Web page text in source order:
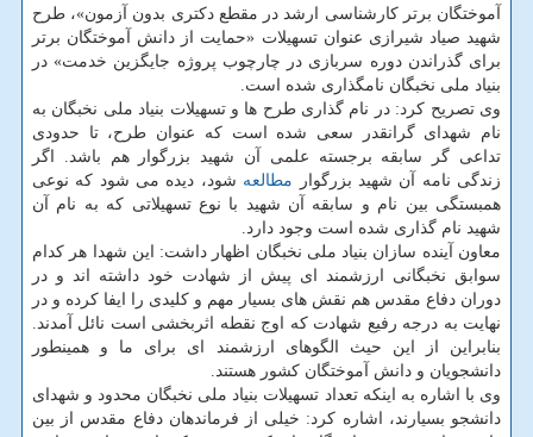
آموختگان برتر کارشناسی ارشد در مقطع دکتری بدون آزمون»، طرح
شهید صیاد شیرازی عنوان تسهیلات «حمایت از دانش آموختگان برتر
برای گذراندن دوره سربازی در چارچوب پروژه جایگزین خدمت» در
بنیاد ملی نخبگان نامگذاری شده است.
وی تصریح کرد: در نام گذاری طرح ها و تسهیلات بنیاد ملی نخبگان به
نام شهدای گرانقدر سعی شده است که عنوان طرح، تا حدودی
تداعی گر سابقه برجسته علمی آن شهید بزرگوار هم باشد. اگر
زندگی نامه آن شهید بزرگوار مطالعه شود، دیده می شود که نوعی
همبستگی بین نام و سابقه آن شهید با نوع تسهیلاتی که به نام آن
شهید نام گذاری شده است وجود دارد.
معاون آینده سازان بنیاد ملی نخبگان اظهار داشت: این شهدا هر کدام
سوابق نخبگانی ارزشمند ای پیش از شهادت خود داشته اند و در
دوران دفاع مقدس هم نقش های بسیار مهم و کلیدی را ایفا کرده و در
نهایت به درجه رفیع شهادت که اوج نقطه اثربخشی است نائل آمدند.
بنابراین از این حیث الگوهای ارزشمند ای برای ما و همینطور
دانشجویان و دانش آموختگان کشور هستند.
وی با اشاره به اینکه تعداد تسهیلات بنیاد ملی نخبگان محدود و شهدای
دانشجو بسیارند، اشاره کرد: خیلی از فرماندهان دفاع مقدس از بین